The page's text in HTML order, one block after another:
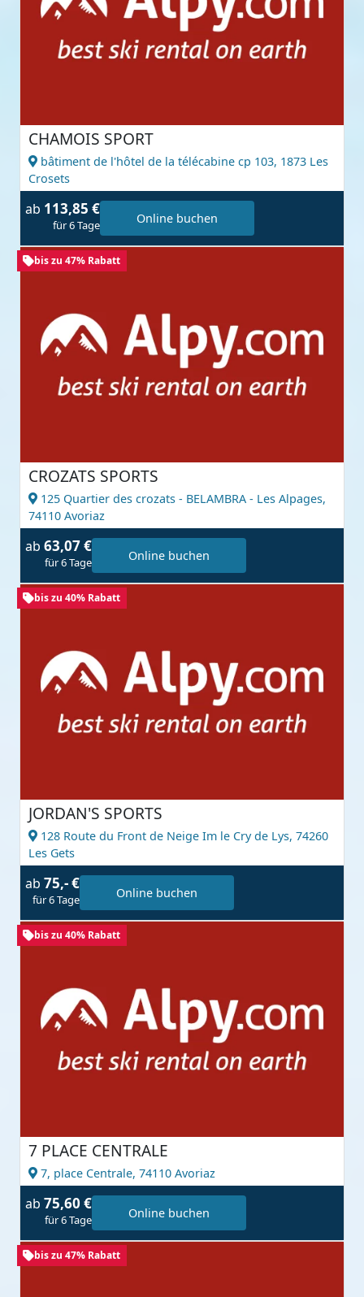
CHAMOIS SPORT
bâtiment de l'hôtel de la télécabine cp 103, 1873 Les
Crosets
ab 113,85 €
für 6 Tage Online buchen
bis zu 47% Rabatt
CROZATS SPORTS
125 Quartier des crozats - BELAMBRA - Les Alpages,
74110 Avoriaz
ab 63,07 €
für 6 Tage Online buchen
bis zu 40% Rabatt
JORDAN'S SPORTS
128 Route du Front de Neige Im le Cry de Lys, 74260
Les Gets
ab 75,- €
für 6 Tage Online buchen
bis zu 40% Rabatt
7 PLACE CENTRALE
7, place Centrale, 74110 Avoriaz
ab 75,60 €
für 6 Tage Online buchen
bis zu 47% Rabatt